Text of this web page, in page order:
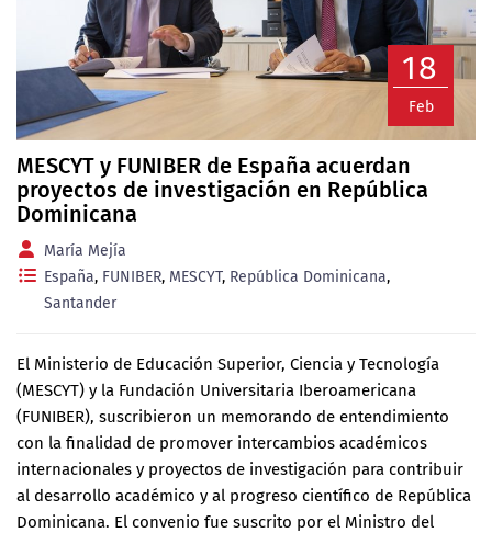
18
Feb
MESCYT y FUNIBER de España acuerdan
proyectos de investigación en República
Dominicana
María Mejía
España, FUNIBER, MESCYT, República Dominicana,
Santander
El Ministerio de Educación Superior, Ciencia y Tecnología
(MESCYT) y la Fundación Universitaria Iberoamericana
(FUNIBER), suscribieron un memorando de entendimiento
con la finalidad de promover intercambios académicos
internacionales y proyectos de investigación para contribuir
al desarrollo académico y al progreso científico de República
Dominicana. El convenio fue suscrito por el Ministro del